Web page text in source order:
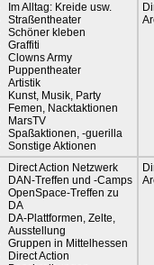
Im Alltag: Kreide usw.
Straßentheater
Schöner kleben
Graffiti
Clowns Army
Puppentheater
Artistik
Kunst, Musik, Party
Femen, Nacktaktionen
MarsTV
Spaßaktionen, -guerilla
Sonstige Aktionen
Direct Action Netzwerk
DAN-Treffen und -Camps
OpenSpace-Treffen zu
DA
DA-Plattformen, Zelte,
Ausstellung
Gruppen in Mittelhessen
Direct Action